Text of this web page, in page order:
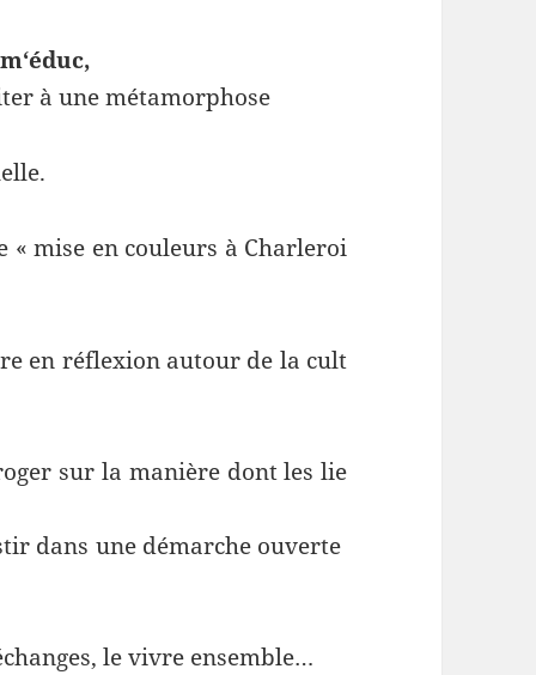
‘éduc,
à une métamorphose
.
«mise en couleurs à Charleroi
en réflexion autour de la cult
sur la manière dont les lie
dans une démarche ouverte
,le vivre ensemble…